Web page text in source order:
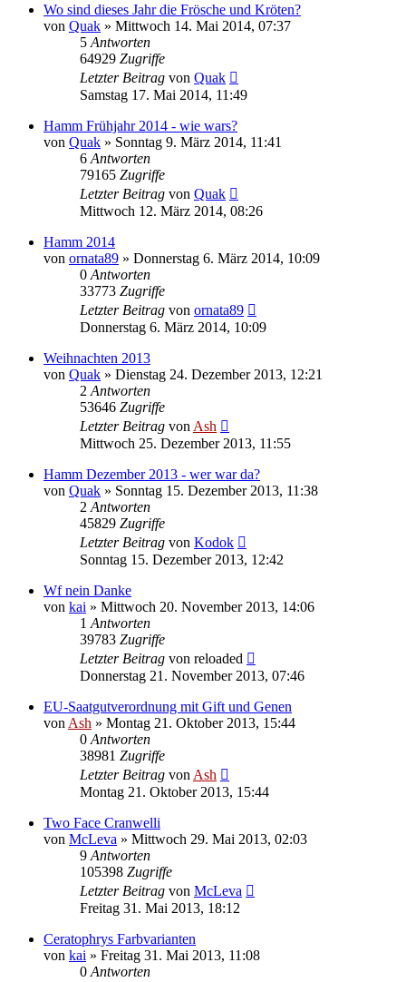
Wo sind dieses Jahr die Frösche und Kröten?
von Quak » Mittwoch 14. Mai 2014, 07:37
5 Antworten
64929 Zugriffe
Letzter Beitrag von Quak
Samstag 17. Mai 2014, 11:49
Hamm Frühjahr 2014 - wie wars?
von Quak » Sonntag 9. März 2014, 11:41
6 Antworten
79165 Zugriffe
Letzter Beitrag von Quak
Mittwoch 12. März 2014, 08:26
Hamm 2014
von ornata89 » Donnerstag 6. März 2014, 10:09
0 Antworten
33773 Zugriffe
Letzter Beitrag von ornata89
Donnerstag 6. März 2014, 10:09
Weihnachten 2013
von Quak » Dienstag 24. Dezember 2013, 12:21
2 Antworten
53646 Zugriffe
Letzter Beitrag von Ash
Mittwoch 25. Dezember 2013, 11:55
Hamm Dezember 2013 - wer war da?
von Quak » Sonntag 15. Dezember 2013, 11:38
2 Antworten
45829 Zugriffe
Letzter Beitrag von Kodok
Sonntag 15. Dezember 2013, 12:42
Wf nein Danke
von kai » Mittwoch 20. November 2013, 14:06
1 Antworten
39783 Zugriffe
Letzter Beitrag von reloaded
Donnerstag 21. November 2013, 07:46
EU-Saatgutverordnung mit Gift und Genen
von Ash » Montag 21. Oktober 2013, 15:44
0 Antworten
38981 Zugriffe
Letzter Beitrag von Ash
Montag 21. Oktober 2013, 15:44
Two Face Cranwelli
von McLeva » Mittwoch 29. Mai 2013, 02:03
9 Antworten
105398 Zugriffe
Letzter Beitrag von McLeva
Freitag 31. Mai 2013, 18:12
Ceratophrys Farbvarianten
von kai » Freitag 31. Mai 2013, 11:08
0 Antworten